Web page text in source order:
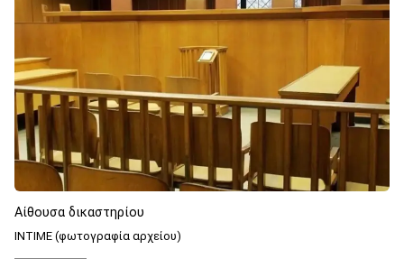
Αίθουσα δικαστηρίου
INTIME (φωτογραφία αρχείου)